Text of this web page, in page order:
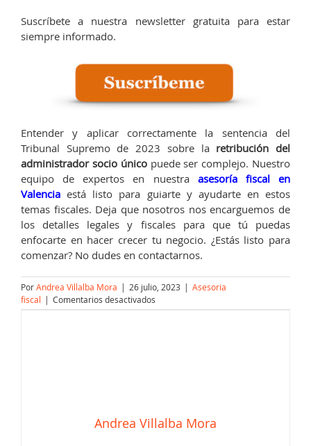
Suscríbete a nuestra newsletter gratuita para estar
siempre informado.
Entender y aplicar correctamente la sentencia del
Tribunal Supremo de 2023 sobre la retribución del
administrador socio únicopuede ser complejo. Nuestro
equipo de expertos en nuestra
asesoría fiscal en
Valencia está listo para guiarte y ayudarte en estos
temas fiscales. Deja que nosotros nos encarguemos de
los detalles legales y fiscales para que tú puedas
enfocarte en hacer crecer tu negocio. ¿Estás listo para
comenzar? No dudes en contactarnos.
PorAndrea Villalba Mora | 26 julio, 2023 | Asesoria
fiscal | Comentarios desactivados
Retribución
Andrea Villalba Mora